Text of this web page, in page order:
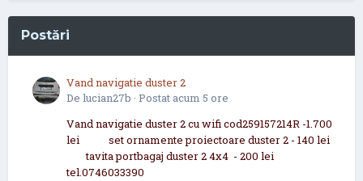
Postări
Vand navigatie duster 2
De lucian27b · Postat acum 5 ore
Vand navigatie duster 2 cu wifi cod259157214R -1.700
lei set ornamente proiectoare duster 2 - 140 lei
tavita portbagaj duster 2 4x4 - 200 lei
tel.0746033390